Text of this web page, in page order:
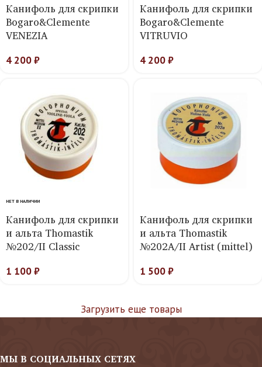
Канифоль для скрипки
Bogaro&Clemente
VENEZIA
4 200₽
Канифоль для скрипки
Bogaro&Clemente
VITRUVIO
4 200₽
НЕТ В НАЛИЧИИ
Канифоль для скрипки
и альта Thomastik
№202/II Classic
1 100₽
Канифоль для скрипки
и альта Thomastik
№202А/II Artist (mittel)
1 500₽
Загрузить еще товары
МЫ В СОЦИАЛЬНЫХ СЕТЯХ